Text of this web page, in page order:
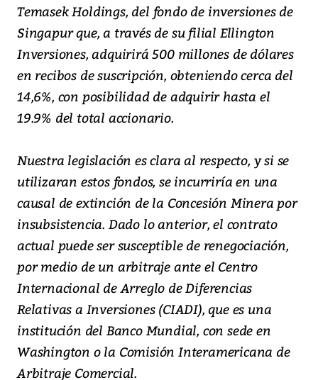
Temasek Holdings, del fondo de inversiones de
Singapur que, a través de su filial Ellington
Inversiones, adquirirá 500 millones de dólares
en recibos de suscripción, obteniendo cerca del
14,6%, con posibilidad de adquirir hasta el
19.9% del total accionario.
Nuestra legislación es clara al respecto, y si se
utilizaran estos fondos, se incurriría en una
causal de extinción de la Concesión Minera por
insubsistencia. Dado lo anterior, el contrato
actual puede ser susceptible de renegociación,
por medio de un arbitraje ante el Centro
Internacional de Arreglo de Diferencias
Relativas a Inversiones (CIADI), que es una
institución del Banco Mundial, con sede en
Washington o la Comisión Interamericana de
Arbitraje Comercial.